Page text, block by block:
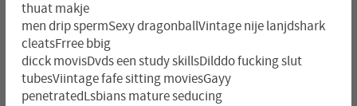
thuat makje
men drip spermSexy dragonballVintage nije lanjdshark
cleatsFrree bbig
dicck movisDvds een study skillsDilddo fucking slut
tubesViintage fafe sitting moviesGayy
penetratedLsbians mature seducing